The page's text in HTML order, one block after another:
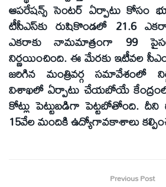
ఆపరేషన్స్‌ సెంటర్‌ ఏర్పాటు కోసం
టీసీఎస్‌కు రుషికొండలో 21.6
ఎకరాకు నామమాత్రంగా 99
నిర్ణయించింది. ఈ మేరకు ఇటీవల సీఎం
జరిగిన మంత్రివర్గ సమావేశంలో
విశాఖలో ఏర్పాటు చేయబోయే
కోట్లు పెట్టుబడిగా పెట్టబోతోంది.
15వేల మందికి ఉద్యోగావకాశాలు
Previous Post